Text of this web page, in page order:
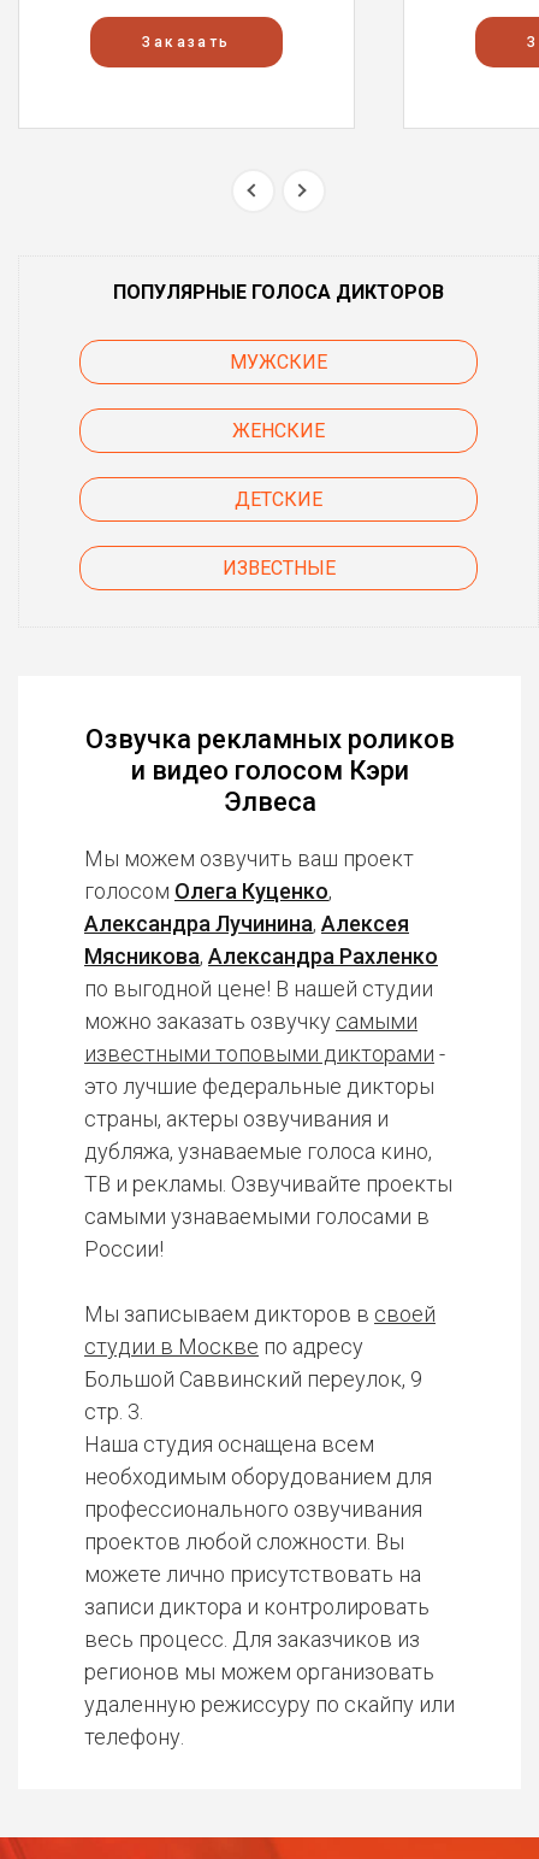
Заказать
ПОПУЛЯРНЫЕ ГОЛОСА ДИКТОРОВ
МУЖСКИЕ
ЖЕНСКИЕ
ДЕТСКИЕ
ИЗВЕСТНЫЕ
Озвучка рекламных роликов
и видео голосом Кэри
Элвеса
Мы можем озвучить ваш проект
голосом Олега Куценко,
Александра Лучинина, Алексея
Мясникова, Александра Рахленко
по выгодной цене! В нашей студии
можно заказать озвучку самыми
известными топовыми дикторами -
это лучшие федеральные дикторы
страны, актеры озвучивания и
дубляжа, узнаваемые голоса кино,
ТВ и рекламы. Озвучивайте проекты
самыми узнаваемыми голосами в
России!
Мы записываем дикторов в своей
студии в Москве по адресу
Большой Саввинский переулок, 9
стр. 3.
Наша студия оснащена всем
необходимым оборудованием для
профессионального озвучивания
проектов любой сложности. Вы
можете лично присутствовать на
записи диктора и контролировать
весь процесс. Для заказчиков из
регионов мы можем организовать
удаленную режиссуру по скайпу или
телефону.